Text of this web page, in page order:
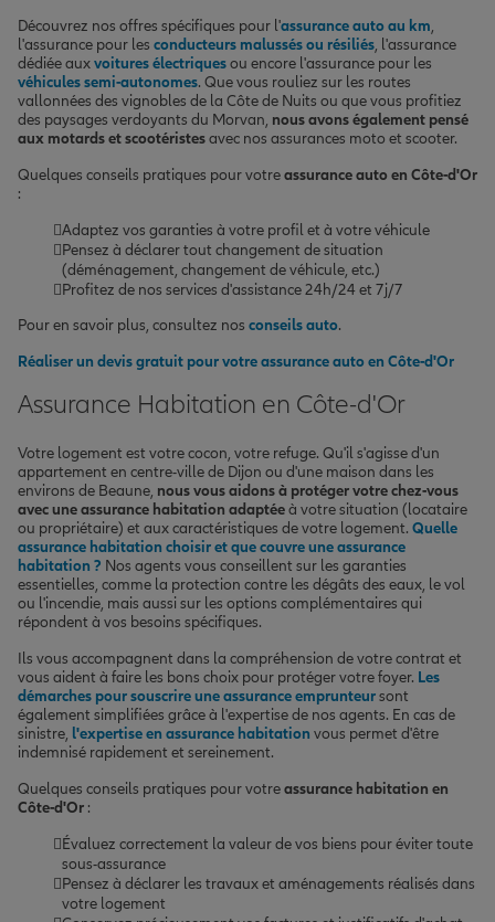
Découvrez nos offres spécifiques pour l'assurance auto au km,
l'assurance pour les conducteurs malussés ou résiliés, l'assurance
dédiée auxvoitures électriquesou encore l'assurance pour les
véhicules semi-autonomes. Que vous rouliez sur les routes
vallonnées des vignobles de la Côte de Nuits ou que vous profitiez
des paysages verdoyants du Morvan, nous avons également pensé
aux motards et scootéristesavec nos assurances moto et scooter.
Quelques conseils pratiques pour votreassurance auto en Côte-d'Or
:
Adaptez vos garanties à votre profil et à votre véhicule
Pensez à déclarer tout changement de situation
(déménagement, changement de véhicule, etc.)
Profitez de nos services d'assistance 24h/24 et 7j/7
Pour en savoir plus, consultez nos conseils auto.
Réaliser un devis gratuit pour votre assurance auto en Côte-d'Or
Assurance Habitation en Côte-d'Or
Votre logement est votre cocon, votre refuge. Qu'il s'agisse d'un
appartement en centre-ville de Dijon ou d'une maison dans les
environs de Beaune, nous vous aidons à protéger votre chez-vous
avec une assurance habitation adaptéeà votre situation (locataire
ou propriétaire) et aux caractéristiques de votre logement. Quelle
assurance habitation choisir et que couvre une assurance
habitation ? Nos agents vous conseillent sur les garanties
essentielles, comme la protection contre les dégâts des eaux, le vol
ou l'incendie, mais aussi sur les options complémentaires qui
répondent à vos besoins spécifiques.
Ils vous accompagnent dans la compréhension de votre contrat et
vous aident à faire les bons choix pour protéger votre foyer. Les
démarches pour souscrire une assurance emprunteursont
également simplifiées grâce à l'expertise de nos agents. En cas de
sinistre, l'expertise en assurance habitation vous permet d'être
indemnisé rapidement et sereinement.
Quelques conseils pratiques pour votreassurance habitation en
Côte-d'Or :
Évaluez correctement la valeur de vos biens pour éviter toute
sous-assurance
Pensez à déclarer les travaux et aménagements réalisés dans
votre logement